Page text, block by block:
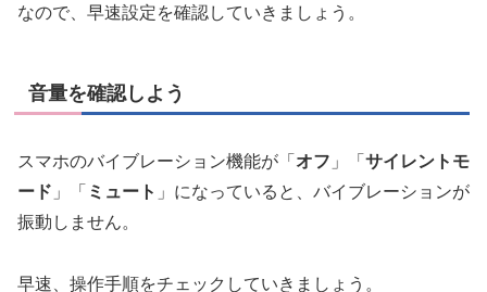
なので、早速設定を確認していきましょう。
音量を確認しよう
スマホのバイブレーション機能が「 オフ 」「 サイレントモ
ード 」「 ミュート 」になっていると、バイブレーションが
振動しません。
早速、操作手順をチェックしていきましょう。